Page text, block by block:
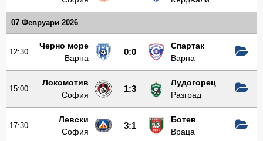
07 Февруари 2026
12:30
Черно море
Варна
0:0
Спартак
Варна
15:00
Локомотив
София
1:3
Лудогорец
Разград
17:30
Левски
София
3:1
Ботев
Враца